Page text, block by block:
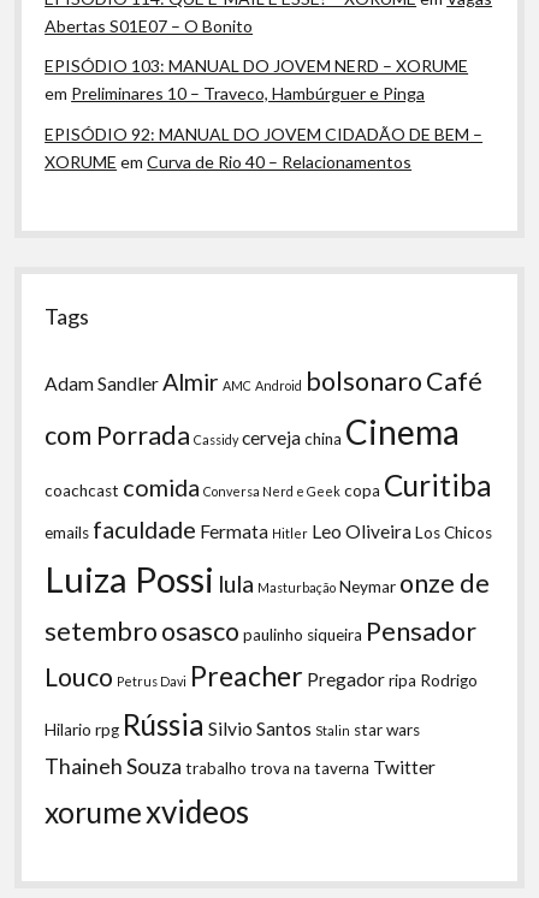
Abertas S01E07 – O Bonito
EPISÓDIO 103: MANUAL DO JOVEM NERD – XORUME
em Preliminares 10 – Traveco, Hambúrguer e Pinga
EPISÓDIO 92: MANUAL DO JOVEM CIDADÃO DE BEM –
XORUME emCurva de Rio 40 – Relacionamentos
Tags
Adam SandlerAlmir AMC Android bolsonaroCafé
com Porrada Cassidy cervejachina Cinema
coachcast comida Conversa Nerd e Geek copa Curitiba
emails faculdade Fermata Hitler Leo OliveiraLos Chicos
Luiza Possi lula Masturbação Neymar onze de
setembroosasco paulinho siqueira Pensador
Louco Petrus Davi Preacher Pregadorripa Rodrigo
Hilario rpg Rússia Silvio Santos Stalin star wars
Thaineh Souza trabalho trova na taverna Twitter
xorumexvideos